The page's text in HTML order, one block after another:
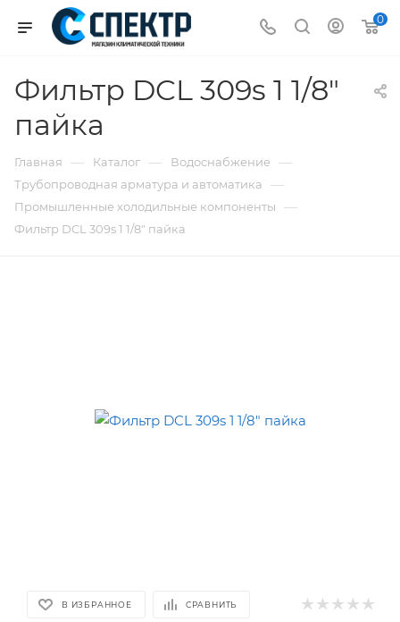
0
Фильтр DCL 309s 1 1/8"
пайка
Главная — Каталог — Водоснабжение —
Трубопроводная арматура и автоматика —
Промышленные холодильные компоненты —
Фильтр DCL 309s 1 1/8" пайка
В ИЗБРАННОЕ СРАВНИТЬ